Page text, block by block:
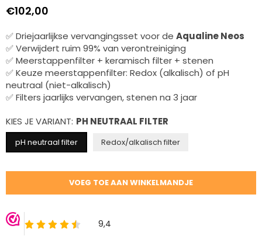
Normale
€102,00
✅ Driejaarlijkse vervangingsset voor de Aqualine Neos
✅ Verwijdert ruim 99% van verontreiniging
✅ Meerstappenfilter + keramisch filter + stenen
✅ Keuze meerstappenfilter: Redox (alkalisch) of pH
neutraal (niet-alkalisch)
✅ Filters jaarlijks vervangen, stenen na 3 jaar
KIES JE VARIANT: PH NEUTRAAL FILTER
pH neutraal filter Redox/alkalisch filter
VOEG TOE AAN WINKELMANDJE